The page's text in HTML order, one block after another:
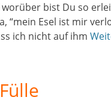
bist Du so
“mein Esel ist mir
ich nicht auf ihm